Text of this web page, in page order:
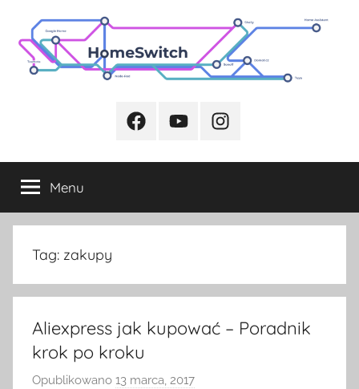
treści
FacebookYoutubeInstagram
Menu
Tag: zakupy
Aliexpress jak kupować – Poradnik
krok po kroku
Opublikowano 13 marca, 2017